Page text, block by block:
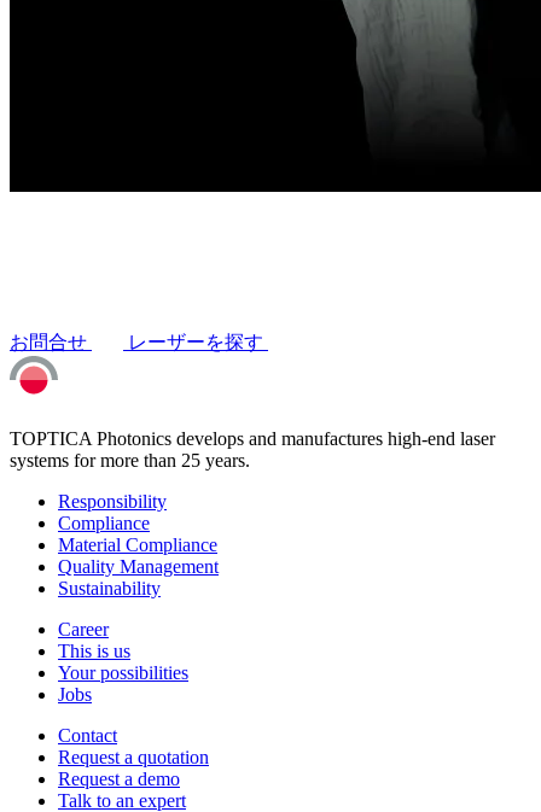
お問合せ レーザーを探す
TOPTICA Photonics develops and manufactures high-end laser
systems for more than 25 years.
Responsibility
Compliance
Material Compliance
Quality Management
Sustainability
Career
This is us
Your possibilities
Jobs
Contact
Request a quotation
Request a demo
Talk to an expert